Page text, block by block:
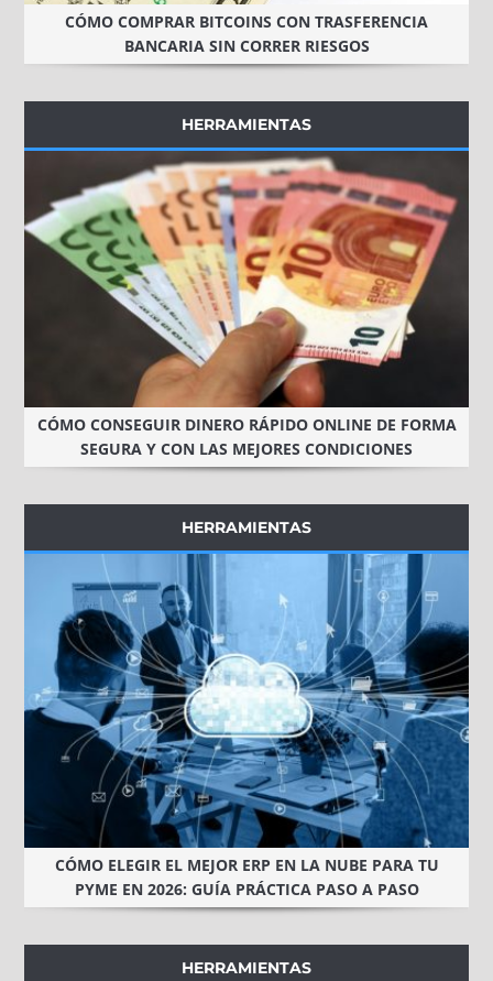
CÓMO COMPRAR BITCOINS CON TRASFERENCIA
BANCARIA SIN CORRER RIESGOS
HERRAMIENTAS
CÓMO CONSEGUIR DINERO RÁPIDO ONLINE DE FORMA
SEGURA Y CON LAS MEJORES CONDICIONES
HERRAMIENTAS
CÓMO ELEGIR EL MEJOR ERP EN LA NUBE PARA TU
PYME EN 2026: GUÍA PRÁCTICA PASO A PASO
HERRAMIENTAS